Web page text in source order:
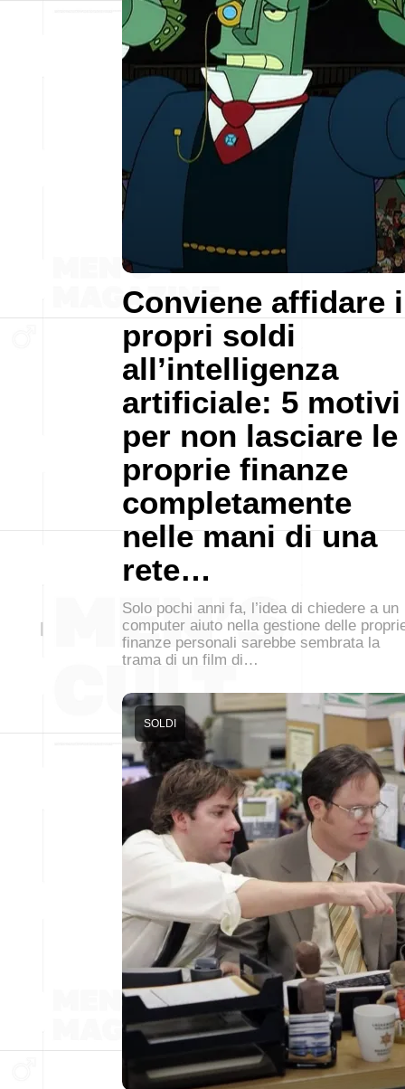
Conviene affidare i
propri soldi
all’intelligenza
artificiale: 5 motivi
per non lasciare le
proprie finanze
completamente
nelle mani di una
rete…
Solo pochi anni fa, l’idea di chiedere a un
computer aiuto nella gestione delle
finanze personali sarebbe sembrata la
trama di un film di…
SOLDI